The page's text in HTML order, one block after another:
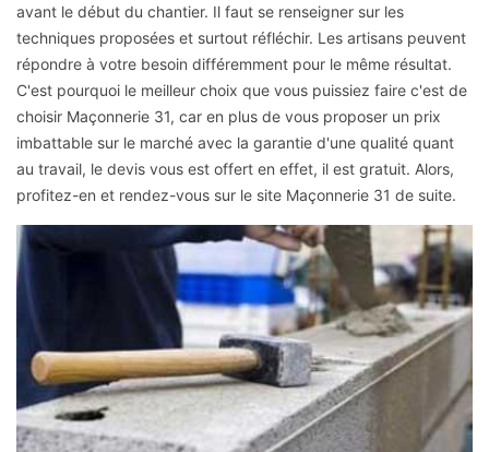
avant le début du chantier. Il faut se renseigner sur les
techniques proposées et surtout réfléchir. Les artisans peuvent
répondre à votre besoin différemment pour le même résultat.
C'est pourquoi le meilleur choix que vous puissiez faire c'est de
choisir Maçonnerie 31, car en plus de vous proposer un prix
imbattable sur le marché avec la garantie d'une qualité quant
au travail, le devis vous est offert en effet, il est gratuit. Alors,
profitez-en et rendez-vous sur le site Maçonnerie 31 de suite.